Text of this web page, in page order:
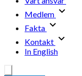
Medlem
Fakta
Kontakt
In English